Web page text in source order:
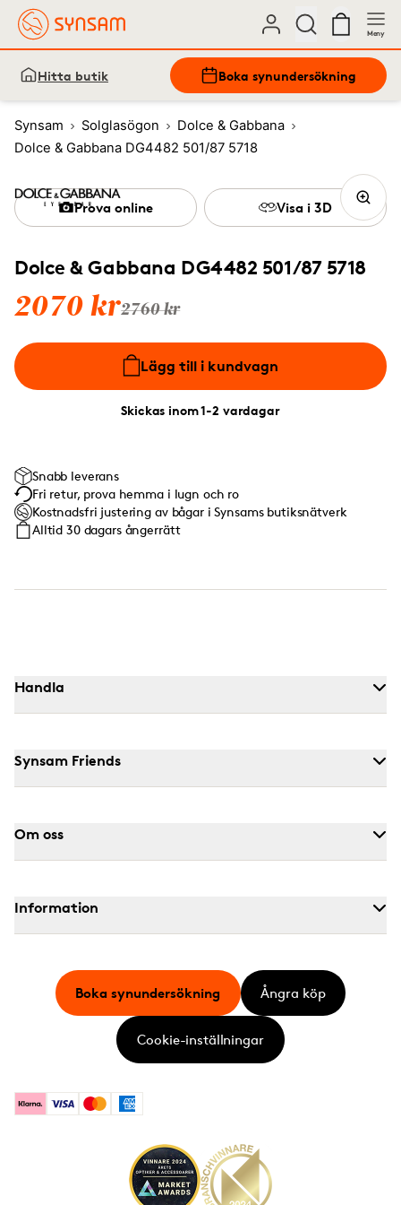
Meny
Hitta butik Boka synundersökning
Synsam Solglasögon
Dolce & Gabbana
Dolce & Gabbana DG4482 501/87 5718
Dolce & Gabbana DG4482 501/87 5718
2070 kr2760 kr
Lägg till i kundvagn
Skickas inom 1-2 vardagar
Prova online Visa i 3D
Snabb leverans
Fri retur, prova hemma i lugn och ro
Kostnadsfri justering av bågar i Synsams butiksnätverk
Alltid 30 dagars ångerrätt
Handla
Synsam Friends
Om oss
Information
KlarnaVisa MastercardAmerican Express
Boka synundersökning Ångra köp
Cookie-inställningar